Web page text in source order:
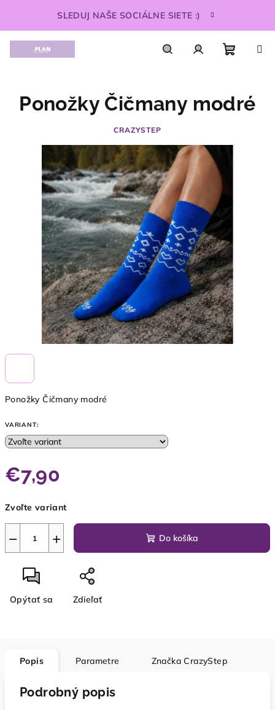
obsah
SLEDUJ NAŠE SOCIÁLNE SIETE :)
košík
Ponožky Čičmany modré
VARIANT:
€7,90
cena:
Zvoľte variant
+
− Do košíka
Opýtať sa Zdieľať
Ponožky Čičmany modré
CRAZYSTEP
Popis Parametre Značka CrazyStep
Podrobný popis